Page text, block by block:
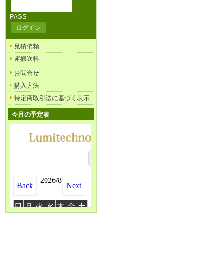
PASS
見積依頼
運搬送料
お問合せ
購入方法
特定商取引法に基づく表示
今月の予定表